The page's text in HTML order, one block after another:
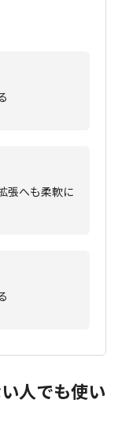
張へも柔軟に
人でも使い